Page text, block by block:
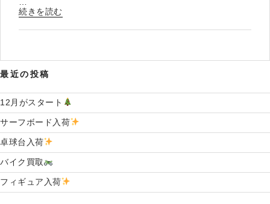
“任
堂
チ
荷
”
の
続きを読む
最近の投稿
12月がスタート
サーフボード入荷
卓球台入荷
バイク買取
フィギュア入荷